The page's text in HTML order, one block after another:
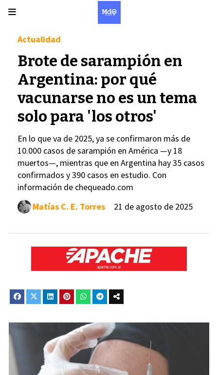
Brote de sarampión en
Argentina: por qué
vacunarse no es un tema
solo para 'los otros'
En lo que va de 2025, ya se confirmaron más de
10.000 casos de sarampión en América —y 18
muertos—, mientras que en Argentina hay 35 casos
confirmados y 390 casos en estudio. Con
información de chequeado.com
Actualidad
21 de agosto de 2025
Matías C. E. Torres